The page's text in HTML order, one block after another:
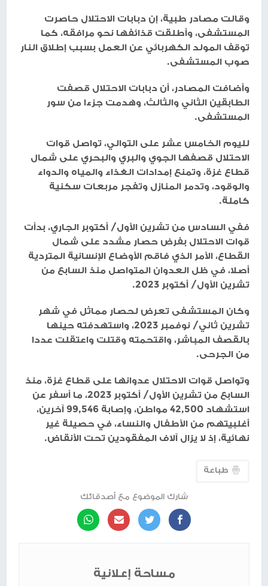
وقالت مصادر طبية، إن دبابات الاحتلال حاصرت
المستشفى، وأطلقت قذائفها نحو مرافقه، كما
توقف المولد الكهربائي عن العمل بسبب إطلاق النار
صوب المستشفى.
وأضافت المصادر، أن دبابات الاحتلال قصفت
الطابقين الثاني والثالث، وهدمت جزءا من سور
المستشفى.
لليوم الخامس عشر على التوالي، تواصل قوات
الاحتلال قصفها الجوي والبري والبحري على شمال
قطاع غزة، وتمنع إمدادات الغذاء والمياه والدواء
والوقود، وتدمر المنازل وتفجر مربعات سكنية
كاملة.
ففي السادس من تشرين الأول/ أكتوبر الجاري، بدأت
قوات الاحتلال بفرض حصار مشدد على شمال
القطاع، الأمر الذي فاقم الأوضاع الإنسانية المتردية
أصلا، في ظل العدوان المتواصل منذ السابع من
تشرين الأول/ أكتوبر 2023.
وكان المستشفى تعرض لحصار مماثل في شهر
تشرين ثاني/ نوفمبر 2023، واستهدفته حينها
بالقصف المباشر، واقتحمته وقتلت واعتقلت عددا
من الجرحى.
وتواصل قوات الاحتلال عدوانها على قطاع غزة، منذ
السابع من تشرين الأول/ أكتوبر 2023، ما أسفر عن
استشهاد 42,500 مواطن، وإصابة 99,546 آخرين،
أغلبيتهم من الأطفال والنساء، في حصيلة غير
نهائية، إذ لا يزال آلاف المفقودين تحت الأنقاض.
طباعة
شارك الموضوع مع أصدقائك
مساحة إعلانية